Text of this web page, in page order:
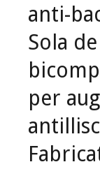
anti-
Sola
per